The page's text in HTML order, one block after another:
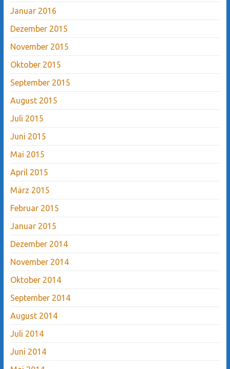
Januar 2016
Dezember 2015
November 2015
Oktober 2015
September 2015
August 2015
Juli 2015
Juni 2015
Mai 2015
April 2015
März 2015
Februar 2015
Januar 2015
Dezember 2014
November 2014
Oktober 2014
September 2014
August 2014
Juli 2014
Juni 2014